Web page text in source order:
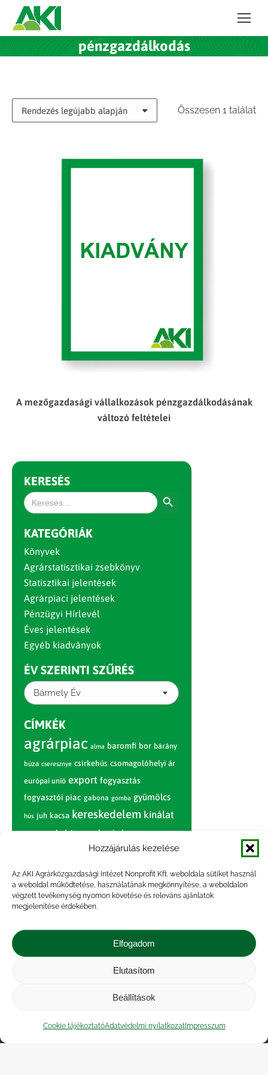
Hozzájárulás kezelése
Az AKI Agrárközgazdasági Intézet Nonprofit Kft. weboldala sütiket használ
a weboldal működtetése, használatának megkönnyítése, a weboldalon
végzett tevékenység nyomon követése és releváns ajánlatok
megjelenítése érdekében.
Elfogadom
Elutasítom
Beállítások
Cookie tájékoztatóAdatvédelmi nyilatkozatImpresszum
pénzgazdálkodás
Összesen 1 találat
A mezőgazdasági vállalkozások pénzgazdálkodásának
változó feltételei
KERESÉS
Search
for:
KATEGÓRIÁK
Könyvek
Agrárstatisztikai zsebkönyv
Statisztikai jelentések
Agrárpiaci jelentések
Pénzügyi Hírlevél
Éves jelentések
Egyéb kiadványok
ÉV SZERINTI SZŰRÉS
Bármely Év
CÍMKÉK
agrárpiac alma baromfi bor bárány
búza cseresznye csirkehús csomagolóhelyi ár
európai unió export fogyasztás
fogyasztói piac gabona gomba gyümölcs
hús juh kacsa kereskedelem kínálat
körte marhahús nagybani piac narancs
nemzetközi árinformációk
paradicsom piac piaci jelentés
pulyka pulykahús sertés sertéshús
szarvasmarha termelés
termelői
zöldség árak
átlagárértékesítési ár
Közérdekű adatok
| Adatvédelmi nyilatkozat
|